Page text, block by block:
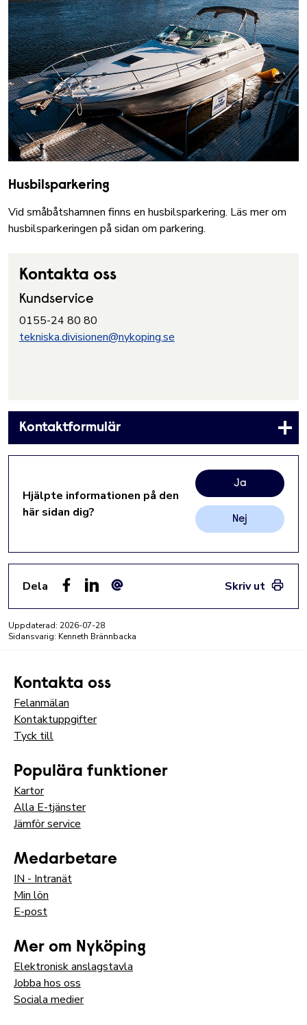
Husbilsparkering
Vid småbåtshamnen finns en husbilsparkering. Läs mer om
husbilsparkeringen på sidan om parkering.
Kontakta oss
Kundservice
0155-24 80 80
tekniska.divisionen@nykoping.se
Kontaktformulär
Hjälpte informationen på den
här sidan dig?
Ja
Nej
Dela
Skriv ut
Uppdaterad: 2026-07-28
Sidansvarig: Kenneth Brännbacka
Kontakta oss
Felanmälan
Kontaktuppgifter
Tyck till
Populära funktioner
Kartor
Alla E-tjänster
Jämför service
Medarbetare
IN - Intranät
Min lön
E-post
Mer om Nyköping
Elektronisk anslagstavla
Jobba hos oss
Sociala medier